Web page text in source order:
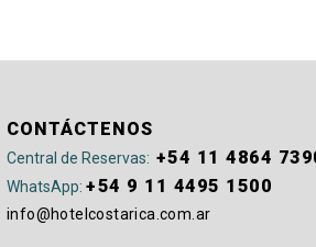
CONTÁCTENOS
Central de Reservas: +54 11 4864
WhatsApp: +54 9 11 4495 1500
info@hotelcostarica.com.ar